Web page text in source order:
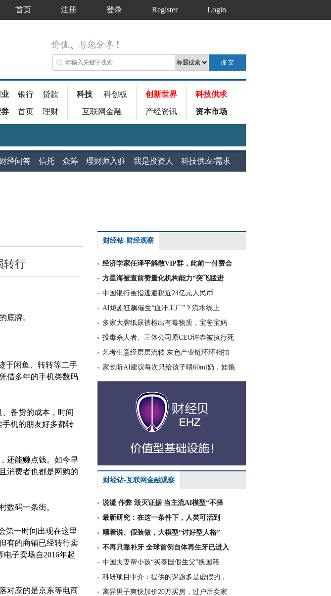
首页 注册 登录 Register Login
银行 贷款
首页 理财
科技 科创板
互联网金融
创新世界
产经资讯
科技供求
资本市场
财经问答 信托 众筹 理财师入驻 我是投资人 科技供应/需求
转行
底牌。
于闲鱼、转转等二手
借多年的手机类数码
备货的成本，时间
机的朋友好多都转
还能赚点钱。如今早
消费者也都是网购的
数码一条街。
第一时间出现在这里
有的商铺已经转行卖
子卖场自2016年起
对应的是京东等电商
财经钻-财经观察
经济学家任泽平解散VIP群，此前一付费会
方星海被查前赞量化机构能力“突飞猛进
中国银行被指逃避税近24亿元人民币
AI短剧狂飙催生“血汗工厂”？流水线上
多家大牌纸尿裤检出有毒物质，宝爸宝妈
投毒杀人者、三体公司原CEO许垚被执行死
艺考生意经层层流转 灰色产业链环环相扣
家长听AI建议每次只给孩子喂60ml奶，娃饿
财经钻-互联网金融观察
说谎 作弊 毁灭证据 当主流AI模型“不择
最新研究：在这一条件下，人类可活到
顺着说、假装做，大模型“讨好型人格”
不再只靠补牙 全球首例自体再生牙已进入
中国夫妻帮小孩“买泰国假生父”换国籍
科研项目中介：提供的课题多是虚假的，
离异男子爽快加价20万买房，过户后卖家